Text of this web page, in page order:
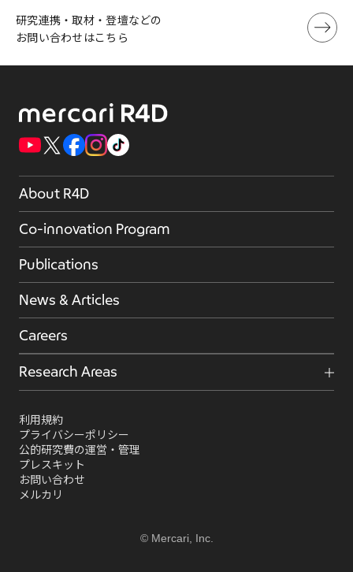
研究連携・取材・登壇などの
お問い合わせはこちら
About R4D
Co-innovation Program
Publications
News & Articles
Careers
Research Areas
利用規約
プライバシーポリシー
公的研究費の運営・管理
プレスキット
お問い合わせ
メルカリ
© Mercari, Inc.